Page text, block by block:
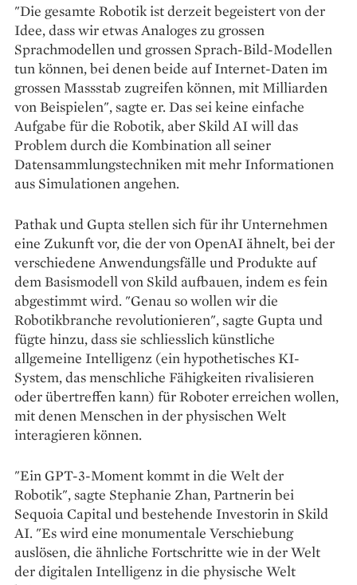
"Die gesamte Robotik ist derzeit begeistert von der
Idee, dass wir etwas Analoges zu grossen
Sprachmodellen und grossen Sprach-Bild-Modellen
tun können, bei denen beide auf Internet-Daten im
grossen Massstab zugreifen können, mit Milliarden
von Beispielen", sagte er. Das sei keine einfache
Aufgabe für die Robotik, aber Skild AI will das
Problem durch die Kombination all seiner
Datensammlungstechniken mit mehr Informationen
aus Simulationen angehen.
Pathak und Gupta stellen sich für ihr Unternehmen
eine Zukunft vor, die der von OpenAI ähnelt, bei der
verschiedene Anwendungsfälle und Produkte auf
dem Basismodell von Skild aufbauen, indem es fein
abgestimmt wird. "Genau so wollen wir die
Robotikbranche revolutionieren", sagte Gupta und
fügte hinzu, dass sie schliesslich künstliche
allgemeine Intelligenz (ein hypothetisches KI-
System, das menschliche Fähigkeiten rivalisieren
oder übertreffen kann) für Roboter erreichen wollen,
mit denen Menschen in der physischen Welt
interagieren können.
"Ein GPT-3-Moment kommt in die Welt der
Robotik", sagte Stephanie Zhan, Partnerin bei
Sequoia Capital und bestehende Investorin in Skild
AI. "Es wird eine monumentale Verschiebung
auslösen, die ähnliche Fortschritte wie in der Welt
der digitalen Intelligenz in die physische Welt